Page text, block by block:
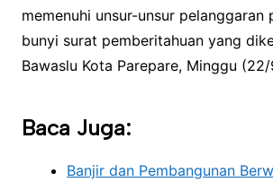
memenuhi unsur-unsur pelanggaran
bunyi surat pemberitahuan yang
Bawaslu Kota Parepare, Minggu
Baca Juga:
Banjir dan Pembangunan